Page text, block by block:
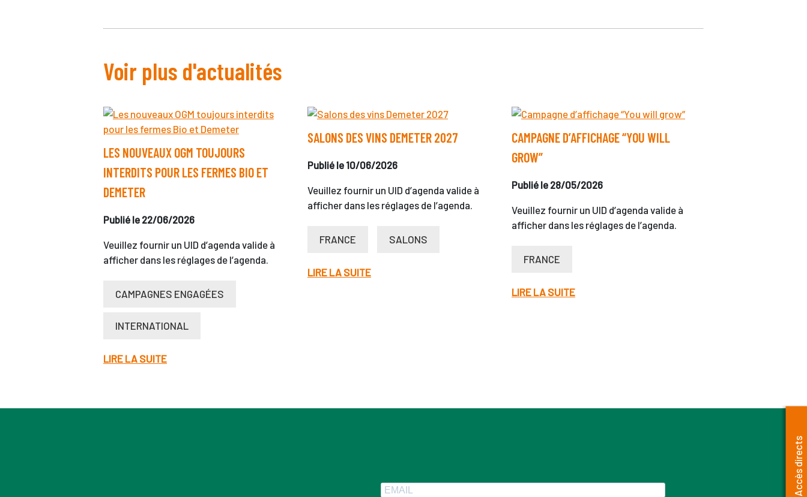
Voir plus d'actualités
LES NOUVEAUX OGM TOUJOURS
INTERDITS POUR LES FERMES BIO ET
DEMETER
Publié le 22/06/2026
Veuillez fournir un UID d’agenda valide à
afficher dans les réglages de l’agenda.
CAMPAGNES ENGAGÉES
INTERNATIONAL
LIRE LA SUITE
SALONS DES VINS DEMETER 2027
Publié le 10/06/2026
Veuillez fournir un UID d’agenda valide à
afficher dans les réglages de l’agenda.
FRANCE SALONS
LIRE LA SUITE
CAMPAGNE D’AFFICHAGE “YOU WILL
GROW”
Publié le 28/05/2026
Veuillez fournir un UID d’agenda valide à
afficher dans les réglages de l’agenda.
FRANCE
LIRE LA SUITE
Accès directs